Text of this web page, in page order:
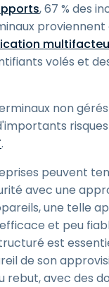
, 67 % des
proviennent
volés et
non
.
peuvent
avec une
une telle
et peu
est
de son
rebut, avec des